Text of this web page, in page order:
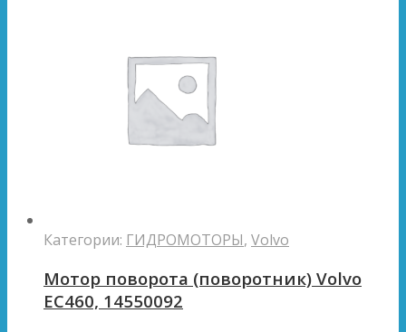
Категории: ГИДРОМОТОРЫ, Volvo
Мотор поворота (поворотник) Volvo
EC460, 14550092